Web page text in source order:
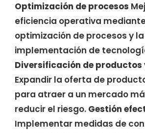
Optimización de procesos
eficiencia operativa
optimización de procesos y la
implementación de
Diversificación de productos
Expandir la oferta de
para atraer a un mercado
reducir el riesgo. Gestión
Implementar medidas de